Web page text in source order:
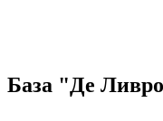
База "Де